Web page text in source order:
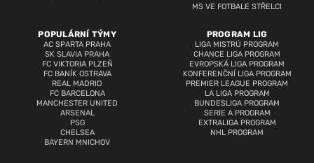
MS VE FOTBALE STŘELCI
POPULÁRNÍ TÝMY
AC SPARTA PRAHA
SK SLAVIA PRAHA
FC VIKTORIA PLZEŇ
FC BANÍK OSTRAVA
REAL MADRID
FC BARCELONA
MANCHESTER UNITED
ARSENAL
PSG
CHELSEA
BAYERN MNICHOV
PROGRAM LIG
LIGA MISTRŮ PROGRAM
CHANCE LIGA PROGRAM
EVROPSKÁ LIGA PROGRAM
KONFERENČNÍ LIGA PROGRAM
PREMIER LEAGUE PROGRAM
LA LIGA PROGRAM
BUNDESLIGA PROGRAM
SERIE A PROGRAM
EXTRALIGA PROGRAM
NHL PROGRAM